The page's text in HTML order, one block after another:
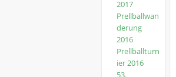
2017
Prellballwan
derung
2016
Prellballturn
ier 2016
53.